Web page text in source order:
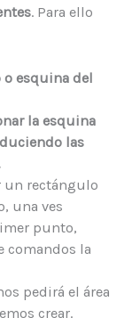
. Para ello
esquina del
la esquina
las
un rectángulo
una ves
punto,
comandos la
pedirá el área
crear.